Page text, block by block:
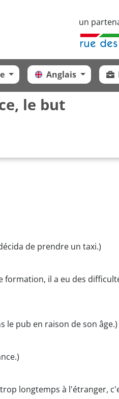
un
Anglais
le but
de prendre un taxi.)
formation, il a eu des
le pub en raison de son âge.)
longtemps à l'étranger,